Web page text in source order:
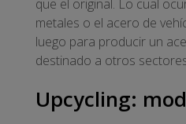
que el original. Lo cual
metales o el acero de
luego para producir un
destinado a otros
Upcycling: